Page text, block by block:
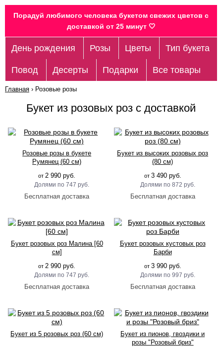
Порадуй любимого человека букетом свежих цветов c
доставкой от 25 минут 🤍
День рождения Розы Цветы Тип букета
Повод Десерты Подарки Все товары
Главная › Розовые розы
Букет из розовых роз с доставкой
Розовые розы в букете
Румянец (60 см)
от 2 990 руб.
747 руб.
Букет из высоких розовых роз
(80 см)
от 3 490 руб.
872 руб.
Букет розовых роз Малина [60
см]
от 2 990 руб.
747 руб.
Букет розовых кустовых роз
Барби
от 3 990 руб.
997 руб.
Букет из 5 розовых роз (60 см)
Букет из пионов, гвоздики и
розы "Розовый бриз"